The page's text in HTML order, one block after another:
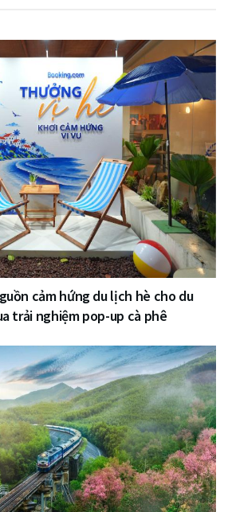
cảm hứng du lịch hè cho du
trải nghiệm pop-up cà phê